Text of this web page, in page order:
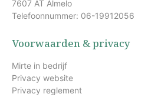
7607 AT Almelo
Telefoonnummer: 06-19912056
Voorwaarden & privacy
Mirte in bedrijf
Privacy website
Privacy reglement